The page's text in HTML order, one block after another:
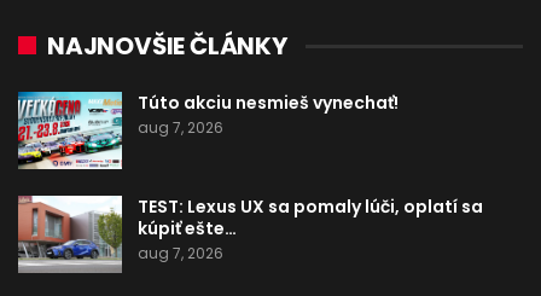
NAJNOVŠIE ČLÁNKY
Túto akciu nesmieš vynechať!
aug 7, 2026
TEST: Lexus UX sa pomaly lúči, oplatí sa
kúpiť ešte…
aug 7, 2026